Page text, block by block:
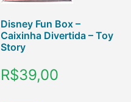
Disney Fun Box –
Caixinha Divertida – Toy
Story
R$39,00